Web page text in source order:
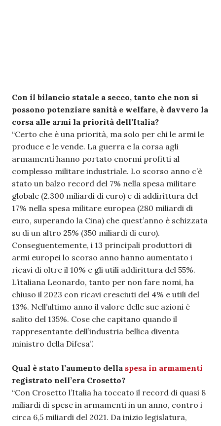
Con il bilancio statale a secco, tanto che non si
possono potenziare sanità e welfare, è davvero la
corsa alle armi la priorità dell’Italia?
“Certo che è una priorità, ma solo per chi le armi le
produce e le vende. La guerra e la corsa agli
armamenti hanno portato enormi profitti al
complesso militare industriale. Lo scorso anno c’è
stato un balzo record del 7% nella spesa militare
globale (2.300 miliardi di euro) e di addirittura del
17% nella spesa militare europea (280 miliardi di
euro, superando la Cina) che quest’anno è schizzata
su di un altro 25% (350 miliardi di euro).
Conseguentemente, i 13 principali produttori di
armi europei lo scorso anno hanno aumentato i
ricavi di oltre il 10% e gli utili addirittura del 55%.
L’italiana Leonardo, tanto per non fare nomi, ha
chiuso il 2023 con ricavi cresciuti del 4% e utili del
13%. Nell’ultimo anno il valore delle sue azioni è
salito del 135%. Cose che capitano quando il
rappresentante dell’industria bellica diventa
ministro della Difesa”.
Qual è stato l’aumento della spesa in armamenti
registrato nell’era Crosetto?
“Con Crosetto l’Italia ha toccato il record di quasi 8
miliardi di spese in armamenti in un anno, contro i
circa 6,5 miliardi del 2021. Da inizio legislatura,